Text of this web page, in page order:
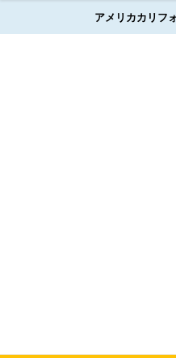
アメリカカリフ